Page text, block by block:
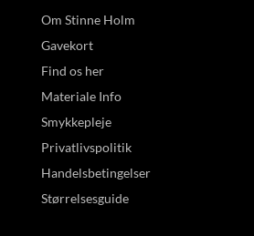
Om Stinne Holm
Gavekort
Find os her
Materiale Info
Smykkepleje
Privatlivspolitik
Handelsbetingelser
Størrelsesguide